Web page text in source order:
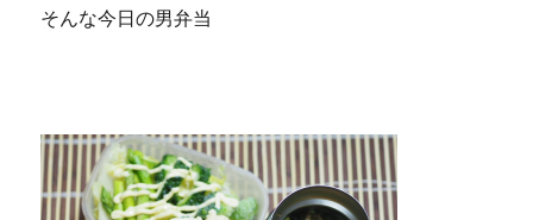
そんな今日の男弁当